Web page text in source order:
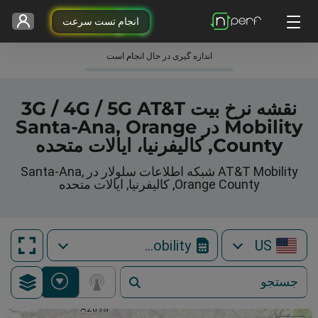
انجام تست سرعت
اندازه گیری در حال انجام است
نقشه نرخ بیت 3G / 4G / 5G AT&T
Mobility در Santa-Ana, Orange
County, کالیفرنیا، ایالات متحده
AT&T Mobility شبکه اطلاعات سلولار در Santa-Ana,
Orange County, کالیفرنیا, ایالات متحده
US
AT&T Mobility